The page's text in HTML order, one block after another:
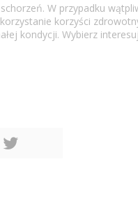
W przypadku
korzyści
kondycji. Wybierz